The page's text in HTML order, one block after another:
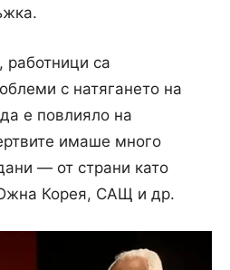
работници са
с натягането на
е повлияло на
имаше много
— от страни като
Корея, САЩ и др.